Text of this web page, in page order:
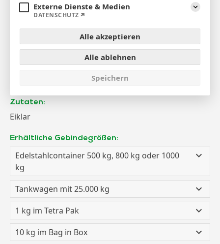
Eiweiß, flüssig
natürlich und schonend pasteurisiert
Zutaten:
Eiklar
Erhältliche Gebindegrößen:
Edelstahlcontainer 500 kg, 800 kg oder 1000
kg
Tankwagen mit 25.000 kg
1 kg im Tetra Pak
10 kg im Bag in Box
Externe Dienste & Medien
DATENSCHUTZ
Alle akzeptieren
Alle ablehnen
Speichern